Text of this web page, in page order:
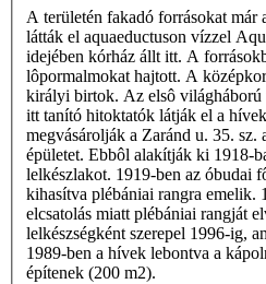
A területén fakadó forrásokat már
látták el aquaeductuson vízzel
idejében kórház állt itt. A
lôpormalmokat hajtott. A
királyi birtok. Az elsô világháború
itt tanító hitoktatók látják el a
megvásárolják a Zaránd u. 35. sz.
épületet. Ebbôl alakítják ki 1918-
lelkészlakot. 1919-ben az óbudai
kihasítva plébániai rangra emelik.
elcsatolás miatt plébániai rangját
lelkészségként szerepel 1996-ig,
1989-ben a hívek lebontva a
építenek (200 m2).